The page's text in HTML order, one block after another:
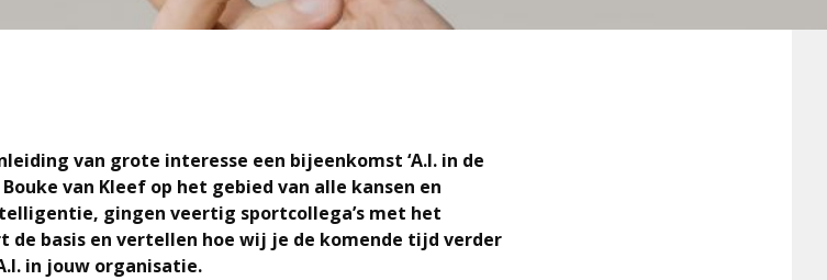
van grote interesse een bijeenkomst ‘A.I. in de
van Kleef op het gebied van alle kansen en
gingen veertig sportcollega’s met het
de basis en vertellen hoe wij je de komende tijd verder
in jouw organisatie.